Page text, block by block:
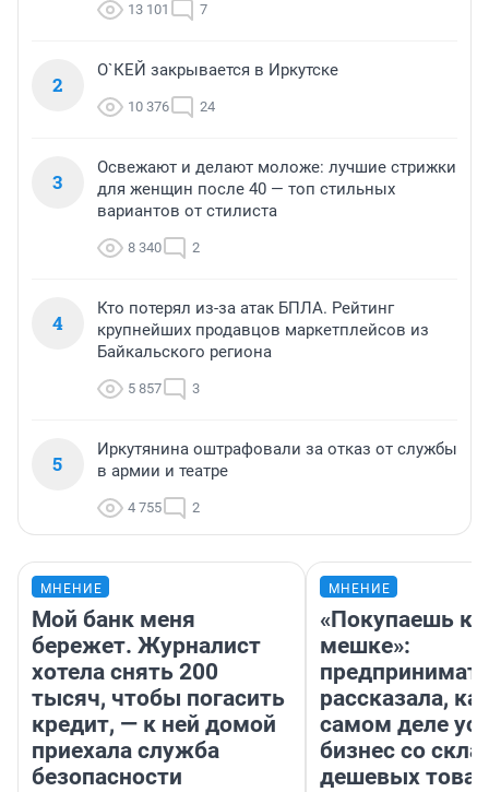
13 101 7
2
О`КЕЙ закрывается в Иркутске
10 376 24
3
Освежают и делают моложе: лучшие стрижки
для женщин после 40 — топ стильных
вариантов от стилиста
8 340 2
4
Кто потерял из-за атак БПЛА. Рейтинг
крупнейших продавцов маркетплейсов из
Байкальского региона
5 857 3
5
Иркутянина оштрафовали за отказ от службы
в армии и театре
4 755 2
МНЕНИЕ
Мой банк меня
бережет. Журналист
хотела снять 200
тысяч, чтобы погасить
кредит, — к ней домой
приехала служба
безопасности
МНЕНИЕ
«Покупаешь
мешке»:
рассказала,
самом деле
бизнес со
дешевых